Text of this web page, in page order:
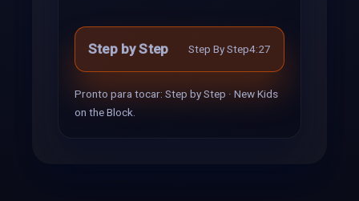
Step by Step Step By Step4:27
Pronto para tocar: Step by Step · New Kids
on the Block.